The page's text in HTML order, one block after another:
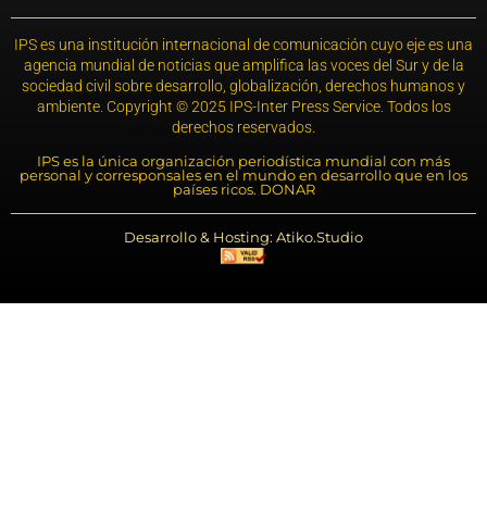
IPS es una institución internacional de comunicación cuyo eje es una
agencia mundial de noticias que amplifica las voces del Sur y de la
sociedad civil sobre desarrollo, globalización, derechos humanos y
ambiente. Copyright © 2025 IPS-Inter Press Service. Todos los
derechos reservados.
IPS es la única organización periodística mundial con más
personal y corresponsales en el mundo en desarrollo que en los
países ricos. DONAR
Desarrollo & Hosting: Atiko.Studio